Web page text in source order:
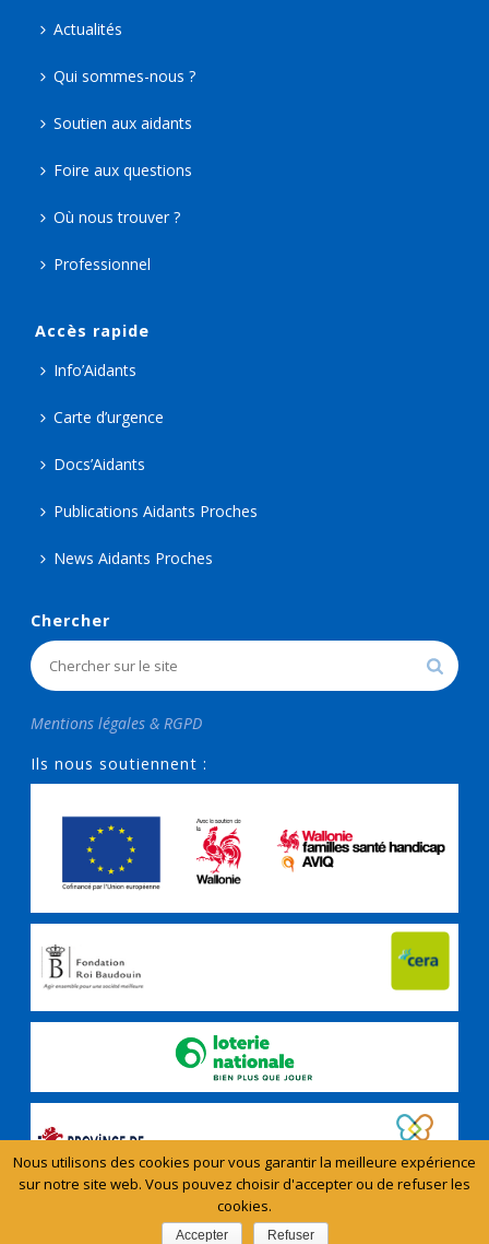
Actualités
Qui sommes-nous ?
Soutien aux aidants
Foire aux questions
Où nous trouver ?
Professionnel
Accès rapide
Info’Aidants
Carte d’urgence
Docs’Aidants
Publications Aidants Proches
News Aidants Proches
Chercher
Mentions légales & RGPD
Ils nous soutiennent :
Copyright All Rights Reserved - Aidants Proches © 2024
Nous utilisons des cookies pour vous garantir la meilleure expérience
sur notre site web. Vous pouvez choisir d'accepter ou de refuser les
cookies.
Accepter Refuser